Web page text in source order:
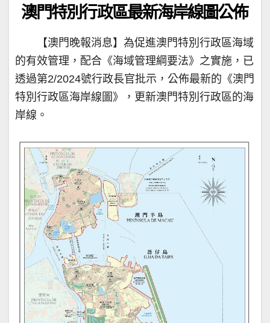
澳門特別行政區最新海岸線圖公佈
【澳門晚報消息】為促進澳門特別行政區海域
的有效管理，配合《海域管理綱要法》之實施，已
透過第2/2024號行政長官批示，公佈最新的《澳門
特別行政區海岸線圖》，更新澳門特別行政區的海
岸線。